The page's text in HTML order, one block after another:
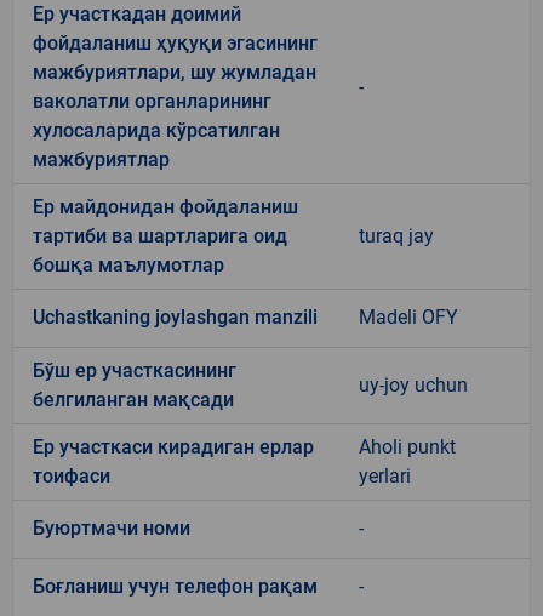
Ер участкадан доимий
фойдаланиш ҳуқуқи эгасининг
мажбуриятлари, шу жумладан
ваколатли органларининг
хулосаларида кўрсатилган
мажбуриятлар
-
Ер майдонидан фойдаланиш
тартиби ва шартларига оид
бошқа маълумотлар
turaq jay
Uchastkaning joylashgan manzili Madeli OFY
Бўш ер участкасининг
белгиланган мақсади
uy-joy uchun
Ер участкаси кирадиган ерлар
тоифаси
Aholi punkt
yerlari
Буюртмачи номи -
Боғланиш учун телефон рақам -